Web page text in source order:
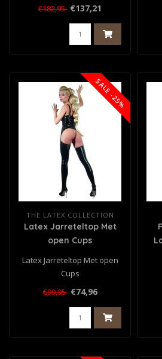
€182,95 €137,21
SALE -25%
THE LATEX COLLECTION
Latex Jarreteltop Met
open Cups
Latex Jarreteltop Met open
Cups
€99,95 €74,96